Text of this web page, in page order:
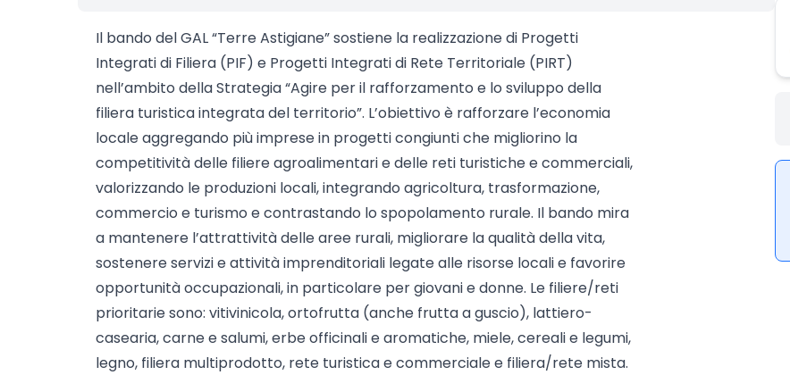
Il bando del GAL “Terre Astigiane” sostiene la realizzazione di Progetti
Integrati di Filiera (PIF) e Progetti Integrati di Rete Territoriale (PIRT)
nell’ambito della Strategia “Agire per il rafforzamento e lo sviluppo della
filiera turistica integrata del territorio”. L’obiettivo è rafforzare l’economia
locale aggregando più imprese in progetti congiunti che migliorino la
competitività delle filiere agroalimentari e delle reti turistiche e commerciali,
valorizzando le produzioni locali, integrando agricoltura, trasformazione,
commercio e turismo e contrastando lo spopolamento rurale. Il bando mira
a mantenere l’attrattività delle aree rurali, migliorare la qualità della vita,
sostenere servizi e attività imprenditoriali legate alle risorse locali e favorire
opportunità occupazionali, in particolare per giovani e donne. Le filiere/reti
prioritarie sono: vitivinicola, ortofrutta (anche frutta a guscio), lattiero-
casearia, carne e salumi, erbe officinali e aromatiche, miele, cereali e legumi,
legno, filiera multiprodotto, rete turistica e commerciale e filiera/rete mista.